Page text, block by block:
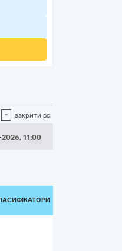
- закрити всі
11:00